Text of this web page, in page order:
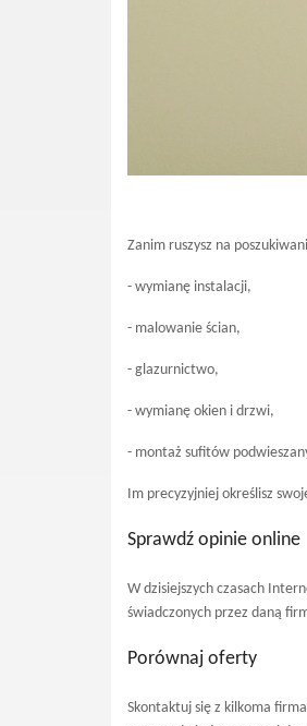
Zanim ruszysz na
- wymianę instalacji,
- malowanie ścian,
- glazurnictwo,
- wymianę okien i drzwi,
- montaż sufitów
Im precyzyjniej określisz
Sprawdź opinie online
W dzisiejszych czasach
świadczonych przez daną
Porównaj oferty
Skontaktuj się z kilkoma